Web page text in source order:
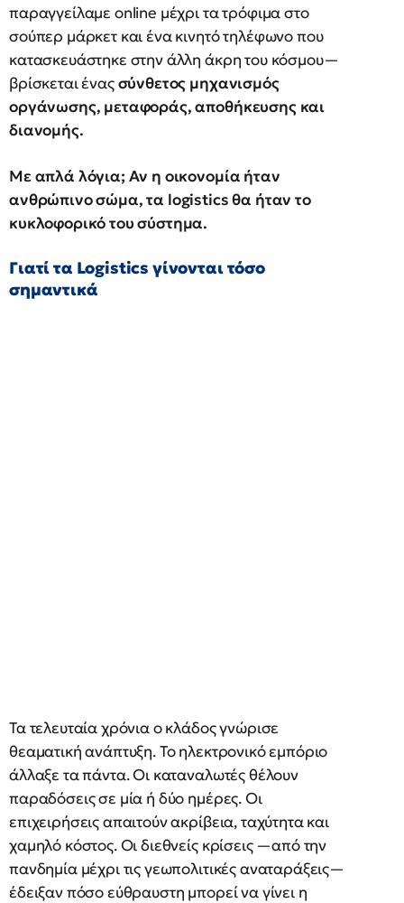
παραγγείλαμε online μέχρι τα τρόφιμα στο
σούπερ μάρκετ και ένα κινητό τηλέφωνο που
κατασκευάστηκε στην άλλη άκρη του κόσμου—
βρίσκεται έναςσύνθετος μηχανισμός
οργάνωσης, μεταφοράς, αποθήκευσης και
διανομής.
Με απλά λόγια; Αν η οικονομία ήταν
ανθρώπινο σώμα, τα logistics θα ήταν το
κυκλοφορικό του σύστημα.
Γιατί τα Logistics γίνονται τόσο
σημαντικά
Τα τελευταία χρόνια ο κλάδος γνώρισε
θεαματική ανάπτυξη. Το ηλεκτρονικό εμπόριο
άλλαξε τα πάντα. Οι καταναλωτές θέλουν
παραδόσεις σε μία ή δύο ημέρες. Οι
επιχειρήσεις απαιτούν ακρίβεια, ταχύτητα και
χαμηλό κόστος. Οι διεθνείς κρίσεις —από την
πανδημία μέχρι τις γεωπολιτικές αναταράξεις—
έδειξαν πόσο εύθραυστη μπορεί να γίνει η